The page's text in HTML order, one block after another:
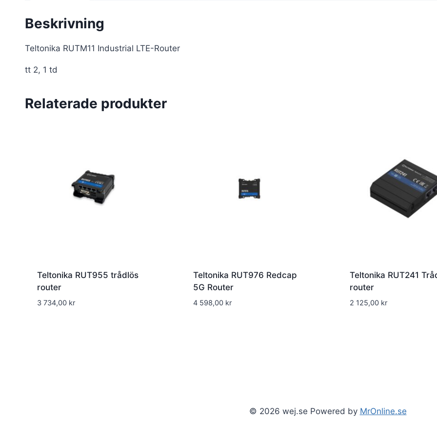
Beskrivning
Teltonika RUTM11 Industrial LTE-Router
tt 2, 1 td
Relaterade produkter
Teltonika RUT955 trådlös
router
3 734,00 kr
Teltonika RUT976 Redcap
5G Router
4 598,00 kr
Teltonika RUT241
router
2 125,00 kr
© 2026 wej.se Powered by MrOnline.se